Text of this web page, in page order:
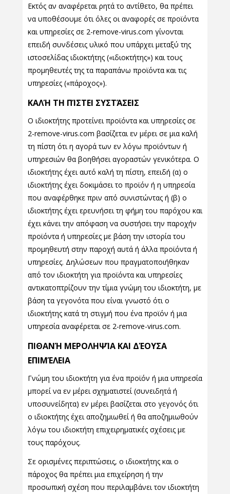
Εκτός αν αναφέρεται ρητά το αντίθετο, θα πρέπει
να υποθέσουμε ότι όλες οι αναφορές σε προϊόντα
και υπηρεσίες σε 2-remove-virus.com γίνονται
επειδή συνδέσεις υλικό που υπάρχει μεταξύ της
ιστοσελίδας ιδιοκτήτης («ιδιοκτήτης») και τους
προμηθευτές της τα παραπάνω προϊόντα και τις
υπηρεσίες («πάροχος»).
ΚΑΛΉ ΤΗ ΠΊΣΤΕΙ ΣΥΣΤΆΣΕΙΣ
Ο ιδιοκτήτης προτείνει προϊόντα και υπηρεσίες σε
2-remove-virus.com βασίζεται εν μέρει σε μια καλή
τη πίστη ότι η αγορά των εν λόγω προϊόντων ή
υπηρεσιών θα βοηθήσει αγοραστών γενικότερα. Ο
ιδιοκτήτης έχει αυτό καλή τη πίστη, επειδή (α) ο
ιδιοκτήτης έχει δοκιμάσει το προϊόν ή η υπηρεσία
που αναφέρθηκε πριν από συνιστώντας ή (β) ο
ιδιοκτήτης έχει ερευνήσει τη φήμη του παρόχου και
έχει κάνει την απόφαση να συστήσει την παροχήν
προϊόντα ή υπηρεσίες με βάση την ιστορία του
προμηθευτή στην παροχή αυτά ή άλλα προϊόντα ή
υπηρεσίες. Δηλώσεων που πραγματοποιήθηκαν
από τον ιδιοκτήτη για προϊόντα και υπηρεσίες
αντικατοπτρίζουν την τίμια γνώμη του ιδιοκτήτη, με
βάση τα γεγονότα που είναι γνωστό ότι ο
ιδιοκτήτης κατά τη στιγμή που ένα προϊόν ή μια
υπηρεσία αναφέρεται σε 2-remove-virus.com.
ΠΙΘΑΝΉ ΜΕΡΟΛΗΨΊΑ ΚΑΙ ΔΈΟΥΣΑ
ΕΠΙΜΈΛΕΙΑ
Γνώμη του ιδιοκτήτη για ένα προϊόν ή μια υπηρεσία
μπορεί να εν μέρει σχηματιστεί (συνειδητά ή
υποσυνείδητα) εν μέρει βασίζεται στο γεγονός ότι
ο ιδιοκτήτης έχει αποζημιωθεί ή θα αποζημιωθούν
λόγω του ιδιοκτήτη επιχειρηματικές σχέσεις με
τους παρόχους.
Σε ορισμένες περιπτώσεις, ο ιδιοκτήτης και ο
πάροχος θα πρέπει μια επιχείρηση ή την
προσωπική σχέση που περιλαμβάνει τον ιδιοκτήτη